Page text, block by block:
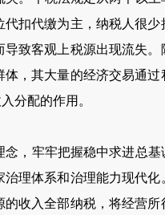
扣代缴为主，纳税人很
致客观上税源出现流失
，其大量的经济交易通
分配的作用。
，牢牢把握稳中求进总基
理体系和治理能力现代化
收入全部纳税，将经营